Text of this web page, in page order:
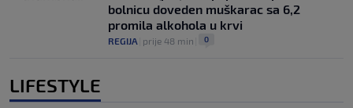
bolnicu doveden muškarac sa 6,2
promila alkohola u krvi
REGIJA prije 48 min 0
LIFESTYLE